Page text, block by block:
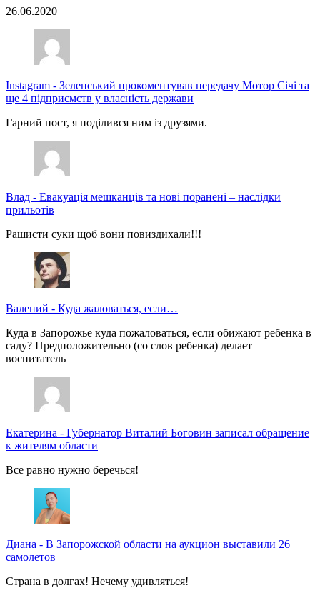
26.06.2020
Instagram - Зеленський прокоментував передачу Мотор Січі та
ще 4 підприємств у власність держави
Гарний пост, я поділився ним із друзями.
Влад - Евакуація мешканців та нові поранені – наслідки
прильотів
Рашисти суки щоб вони повиздихали!!!
Валений - Куда жаловаться, если…
Куда в Запорожье куда пожаловаться, если обижают ребенка в
саду? Предположительно (со слов ребенка) делает
воспитатель
Екатерина - Губернатор Виталий Боговин записал обращение
к жителям области
Все равно нужно беречься!
Диана - В Запорожской области на аукцион выставили 26
самолетов
Страна в долгах! Нечему удивляться!